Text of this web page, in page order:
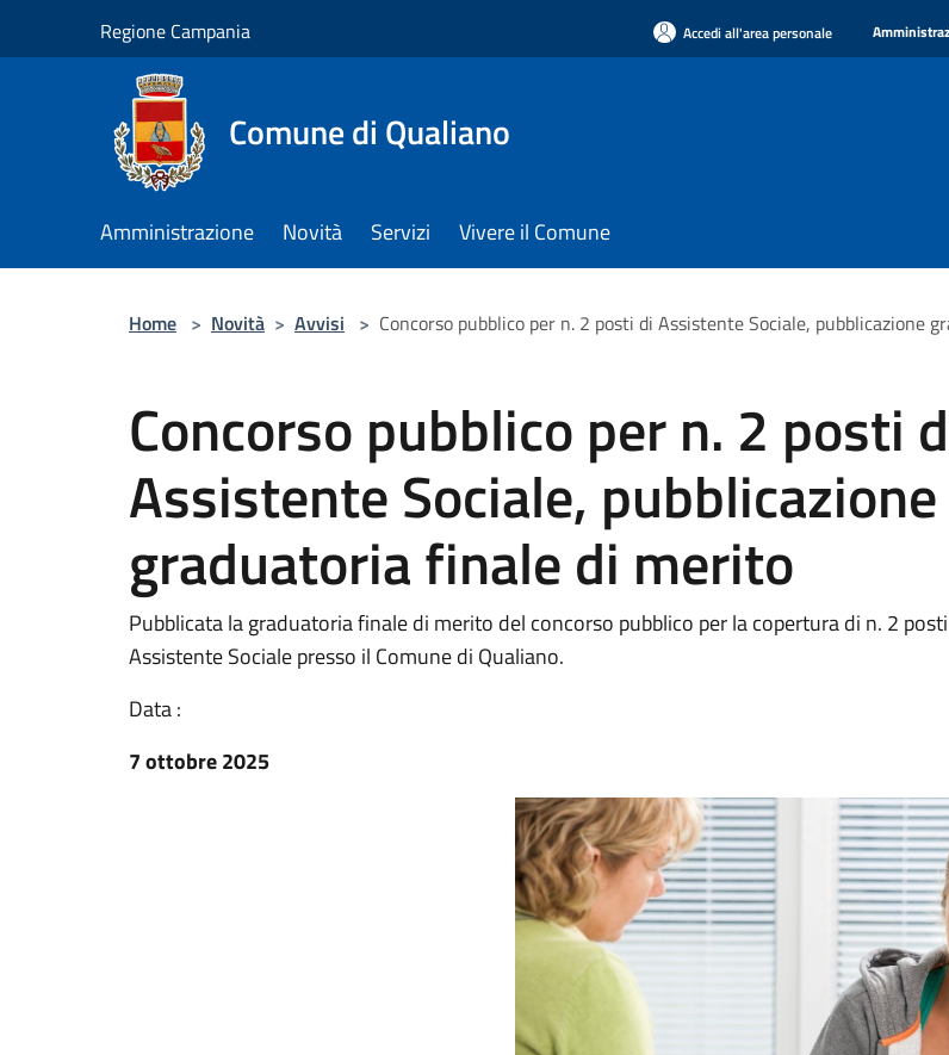
Regione Campania Accedi all'area personale
Comune di Qualiano
Amministrazione Novità Servizi Vivere il Comune
Home > Novità > Avvisi > Concorso pubblico per n. 2 posti di Assistente Sociale, pubblicazione
Concorso pubblico per n. 2 posti
Assistente Sociale, pubblicazione
graduatoria finale di merito
Pubblicata la graduatoria finale di merito del concorso pubblico per la copertura di n. 2
Assistente Sociale presso il Comune di Qualiano.
Data :
7 ottobre 2025